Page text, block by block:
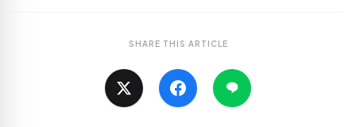
SHARE THIS ARTICLE